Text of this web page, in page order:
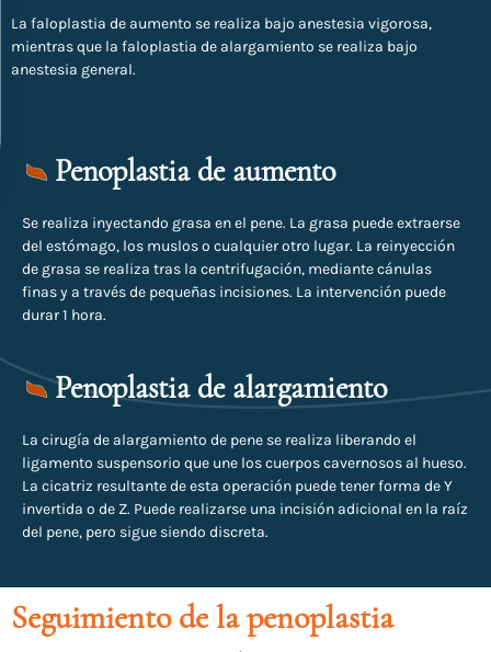
La faloplastia de aumento se realiza bajo anestesia vigorosa,
mientras que la faloplastia de alargamiento se realiza bajo
anestesia general.
Penoplastia de aumento
Se realiza inyectando grasa en el pene. La grasa puede extraerse
del estómago, los muslos o cualquier otro lugar. La reinyección
de grasa se realiza tras la centrifugación, mediante cánulas
finas y a través de pequeñas incisiones. La intervención puede
durar 1 hora.
Penoplastia de alargamiento
La cirugía de alargamiento de pene se realiza liberando el
ligamento suspensorio que une los cuerpos cavernosos al hueso.
La cicatriz resultante de esta operación puede tener forma de Y
invertida o de Z. Puede realizarse una incisión adicional en la raíz
del pene, pero sigue siendo discreta.
Seguimiento de la penoplastia